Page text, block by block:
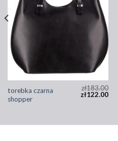
torebka czarna
shopper
zł183.00
zł122.00